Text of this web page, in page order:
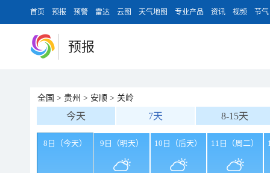
首页 预报 预警 雷达 云图 天气地图 专业产品 资讯 视频 节气
预报
全国 > 贵州 > 安顺 > 关岭
今天 7天 8-15天
8日（今天） 9日（明天） 10日（后天） 11日（周二）